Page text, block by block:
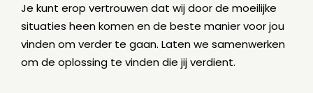
Je kunt erop vertrouwen dat wij door de moeilijke
situaties heen komen en de beste manier voor jou
vinden om verder te gaan. Laten we samenwerken
om de oplossing te vinden die jij verdient.